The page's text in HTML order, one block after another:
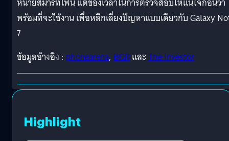
พร้อมที่จะใช้งาน เพื่อหลีกเลี่ยงปัญหาแบบเดียวกับ Galaxy
7
ข้อมูลอ้างอิง : phonearena, BGRและThe Investor
Highlight